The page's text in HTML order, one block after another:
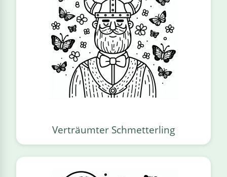
Verträumter Schmetterling